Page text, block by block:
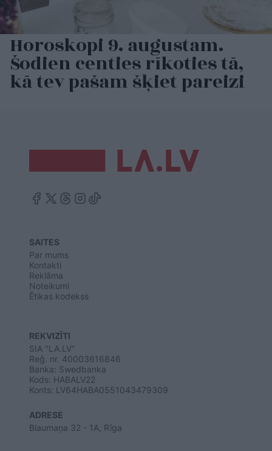
Horoskopi 9. augustam.
Šodien centies rīkoties tā,
kā tev pašam šķiet pareizi
SAITES
Par mums
Kontakti
Reklāma
Noteikumi
Ētikas kodekss
REKVIZĪTI
SIA "LA.LV"
Reģ. nr. 40003616846
Banka: Swedbanka
Kods: HABALV22
Konts: LV64HABA0551043479309
ADRESE
Blaumaņa 32 - 1A, Rīga